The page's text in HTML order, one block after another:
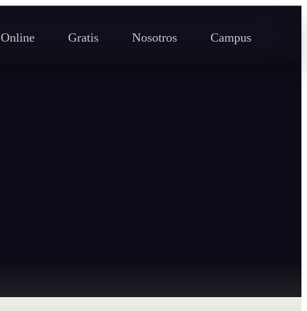
Online Gratis Nosotros Campus